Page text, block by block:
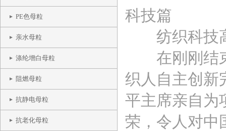
PE色母粒
亲水母粒
涤纶增白母粒
阻燃母粒
抗静电母粒
抗老化母粒
科技篇
纺织科技
在刚刚结束
织人自主创新
平主席亲自为
荣，令人对中